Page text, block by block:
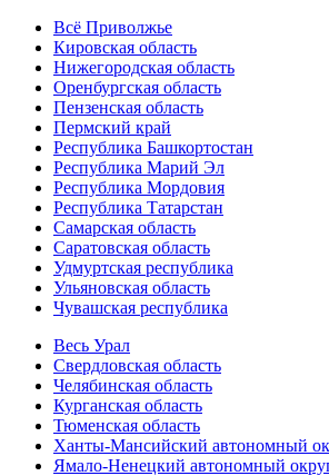
Всё Приволжье
Кировская область
Нижегородская область
Оренбургская область
Пензенская область
Пермский край
Республика Башкортостан
Республика Марий Эл
Республика Мордовия
Республика Татарстан
Самарская область
Саратовская область
Удмуртская республика
Ульяновская область
Чувашская республика
Весь Урал
Свердловская область
Челябинская область
Курганская область
Тюменская область
Ханты-Мансийский автономный
Ямало-Ненецкий автономный